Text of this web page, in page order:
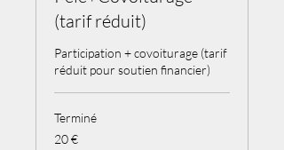
(tarif réduit)
Participation + covoiturage (tarif
réduit pour soutien financier)
Terminé
20
euros
20 €